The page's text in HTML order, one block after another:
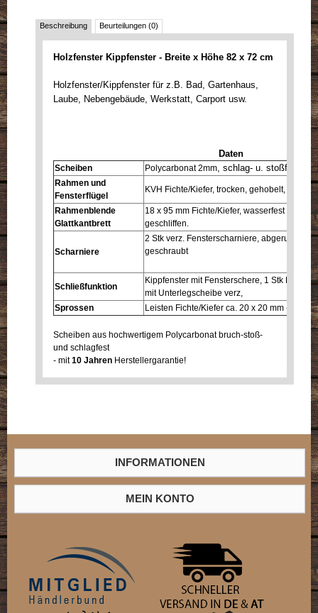
Beschreibung Beurteilungen (0)
Holzfenster Kippfenster - Breite x Höhe 82 x 72 cm
Holzfenster/Kippfenster für z.B. Bad, Gartenhaus,
Laube, Nebengebäude, Werkstatt, Carport usw.
Daten
Scheiben Polycarbonat 2mm , schlag- u. stoßfest
Rahmen und
Fensterflügel
KVH Fichte/Kiefer, trocken, gehobelt, gefast
Rahmenblende
Glattkantbrett
18 x 95 mm Fichte/Kiefer, wasserfest auf
geschliffen.
Scharniere
2 Stk verz. Fensterscharniere, abgerundete
geschraubt
Schließfunktion
Kippfenster mit Fensterschere, 1 Stk
mit Unterlegscheibe verz,
Sprossen
Leisten Fichte/Kiefer ca. 20 x 20 mm -
Scheiben aus hochwertigem Polycarbonat bruch-stoß-
und schlagfest
- mit10 Jahren Herstellergarantie!
INFORMATIONEN
MEIN KONTO